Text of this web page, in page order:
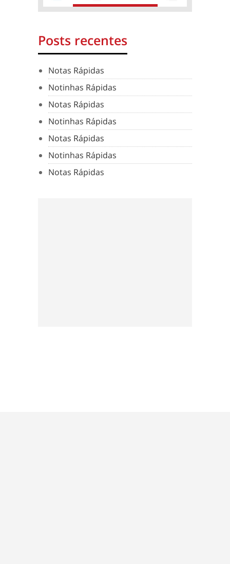
Posts recentes
Notas Rápidas
Notinhas Rápidas
Notas Rápidas
Notinhas Rápidas
Notas Rápidas
Notinhas Rápidas
Notas Rápidas